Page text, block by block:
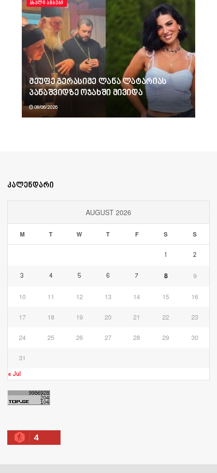
ᲐᲮᲐᲚᲘ ᲐᲛᲑᲔᲑᲘ
მეუფე გერასიმე ლანა ლატარიას
პანაშვიდზე ოჯახში მივიდა
08/06/2026
კალენდარი
AUGUST 2026
M T W T F S S
1 2
3 4 5 6 7 8 9
10 11 12 13 14 15 16
17 18 19 20 21 22 23
24 25 26 27 28 29 30
31
« Jul
4